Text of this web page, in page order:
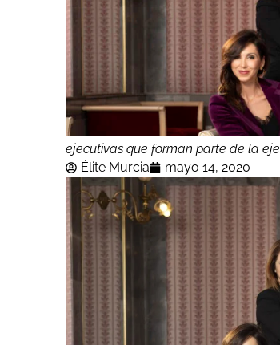
ejecutivas que forman parte de la
Élite Murcia
mayo 14, 2020